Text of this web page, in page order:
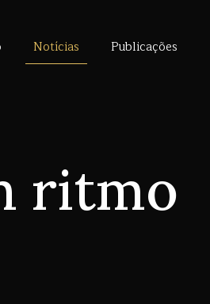
Notícias Publicações
ritmo